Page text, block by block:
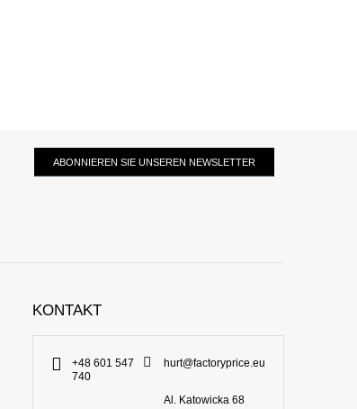
ABONNIEREN SIE UNSEREN NEWSLETTER
KONTAKT
+48 601 547
740
hurt@factoryprice.eu
Al. Katowicka 68